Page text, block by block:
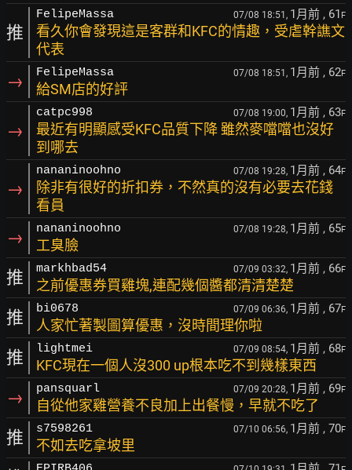
推
FelipeMassa 07/08 18:51, 1月前 , 61 F
看久你會發現這是客群和KFC的情趣，受虐幹譙文
代表
→ FelipeMassa 07/08 18:51, 1月前 , 62F
給SM店的好評
→
catpc998 07/08 19:00, 1月前 , 63F
最近有明顯感受KFC品質下降 雖然麥噹噹也沒好
到哪去
→
nananinoohno 07/08 19:28, 1月前 , 64F
除非有很好的折扣券，不然真的沒有必要去花錢
看員
→ nananinoohno 07/08 19:28, 1月前 , 65F
工臭臉
推 markhbad54 07/09 03:32, 1月前 , 66F
之前優惠券買雞塊,連配幾個醬都清清楚楚
推 bi0678 07/09 06:36, 1月前 , 67F
人家忙著製圖算優惠，沒時間理你啦
推 lightmei 07/09 08:54, 1月前 , 68F
KFC現在一個人沒300 up根本吃不到幾樣東西
→ pansquarl 07/09 20:28, 1月前 , 69F
自從他家雞營養不良加上出餐慢，早就不吃了
推 s7598261 07/10 06:56, 1月前 , 70F
不如去吃拿坡里